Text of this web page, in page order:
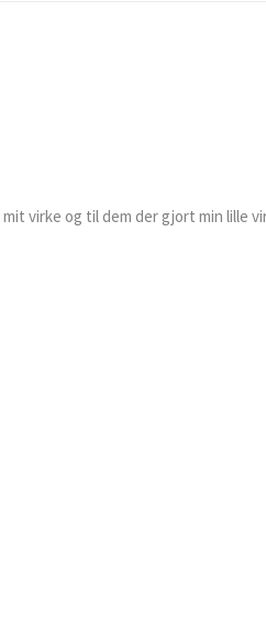
virke og til dem der gjort min lille